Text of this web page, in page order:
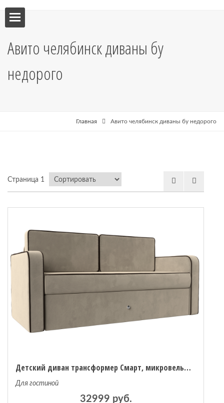
Авито челябинск диваны бу
недорого
Главная Авито челябинск диваны бу недорого
Страница 1
Детский диван трансформер Смарт, микровельвет
Для гостиной
32999 руб.